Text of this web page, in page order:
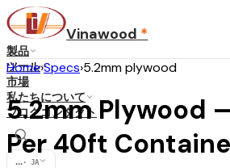
Vinawood *
製品
ツール
市場
私たちについて
ブログコンタクト
... · JA
Home›Specs›5.2mm plywood
5.2mm Plywood
Per 40ft